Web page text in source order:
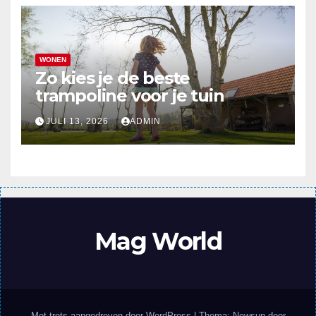
WONEN
Zo kies je de beste
trampoline voor je tuin
JULI 13, 2026 ADMIN
Mag World